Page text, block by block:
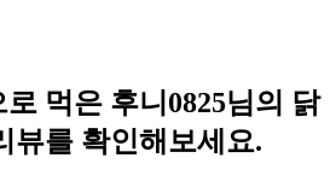
먹은 후니0825님의 닭
뷰를 확인해보세요.